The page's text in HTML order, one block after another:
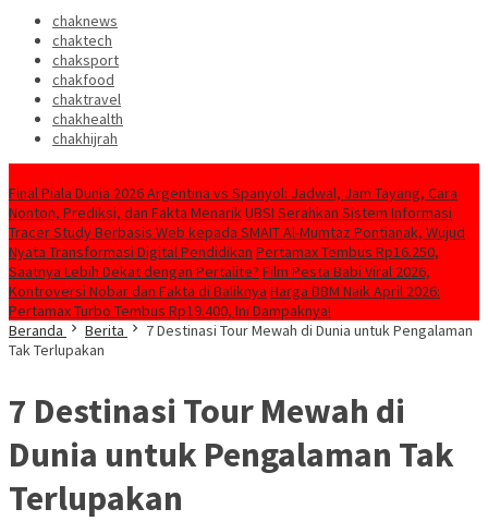
chaknews
chaktech
chaksport
chakfood
chaktravel
chakhealth
chakhijrah
Final Piala Dunia 2026 Argentina vs Spanyol: Jadwal, Jam Tayang, Cara
Nonton, Prediksi, dan Fakta MenarikUBSI Serahkan Sistem Informasi
Tracer Study Berbasis Web kepada SMAIT Al-Mumtaz Pontianak, Wujud
Nyata Transformasi Digital Pendidikan Pertamax Tembus Rp16.250,
Saatnya Lebih Dekat dengan Pertalite? Film Pesta Babi Viral 2026,
Kontroversi Nobar dan Fakta di Baliknya Harga BBM Naik April 2026:
Pertamax Turbo Tembus Rp19.400, Ini Dampaknya!
Beranda
Berita
7 Destinasi Tour Mewah di Dunia untuk Pengalaman
Tak Terlupakan
7 Destinasi Tour Mewah di
Dunia untuk Pengalaman Tak
Terlupakan